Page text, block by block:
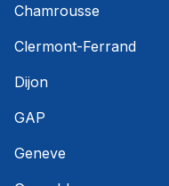
Chamrousse
Clermont-Ferrand
Dijon
GAP
Geneve